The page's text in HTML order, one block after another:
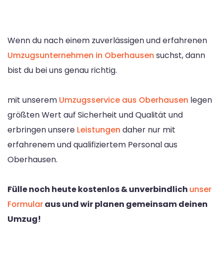
Wenn du nach einem zuverlässigen und erfahrenen
Umzugsunternehmen in Oberhausen suchst, dann
bist du bei uns genau richtig.
mit unserem Umzugsservice aus Oberhausen legen
größten Wert auf Sicherheit und Qualität und
erbringen unsere Leistungen daher nur mit
erfahrenem und qualifiziertem Personal aus
Oberhausen.
Fülle noch heute kostenlos & unverbindlich unser
Formularaus und wir planen gemeinsam deinen
Umzug!